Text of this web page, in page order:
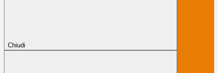
Chiudi